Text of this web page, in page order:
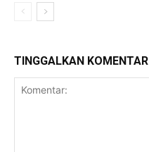
TINGGALKAN KOMENTAR